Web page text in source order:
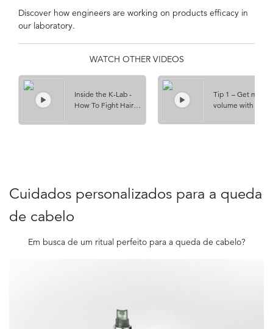
Discover how engineers are working on products efficacy in
our laboratory.
WATCH OTHER VIDEOS
Inside the K-Lab -
How To Fight Hair
The Finer
Tip 1 – Get more
volume with the
Cuidados personalizados para a queda
de cabelo
Em busca de um ritual perfeito para a queda de cabelo?